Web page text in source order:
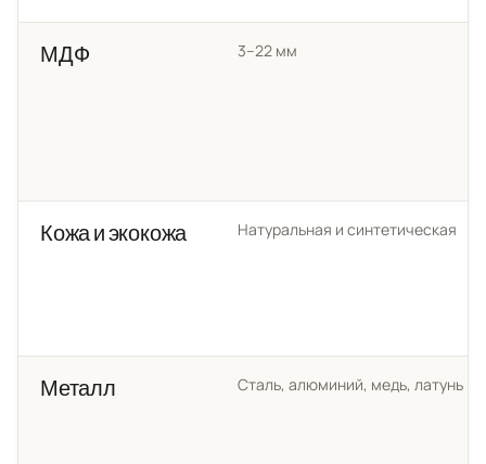
МДФ 3–22 мм
Кожа и экокожа Натуральная и синтетическая
Металл Сталь, алюминий, медь, латунь